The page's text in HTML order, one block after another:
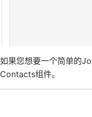
如果您想要一个简单的
Contacts组件。